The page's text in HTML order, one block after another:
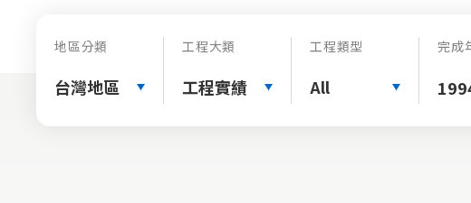
地區分類
台灣地區
工程大類
工程實績
工程類型
All
完成